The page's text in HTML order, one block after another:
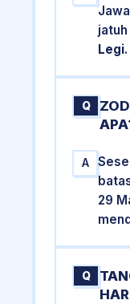
Legi.
Q
A
29
Q